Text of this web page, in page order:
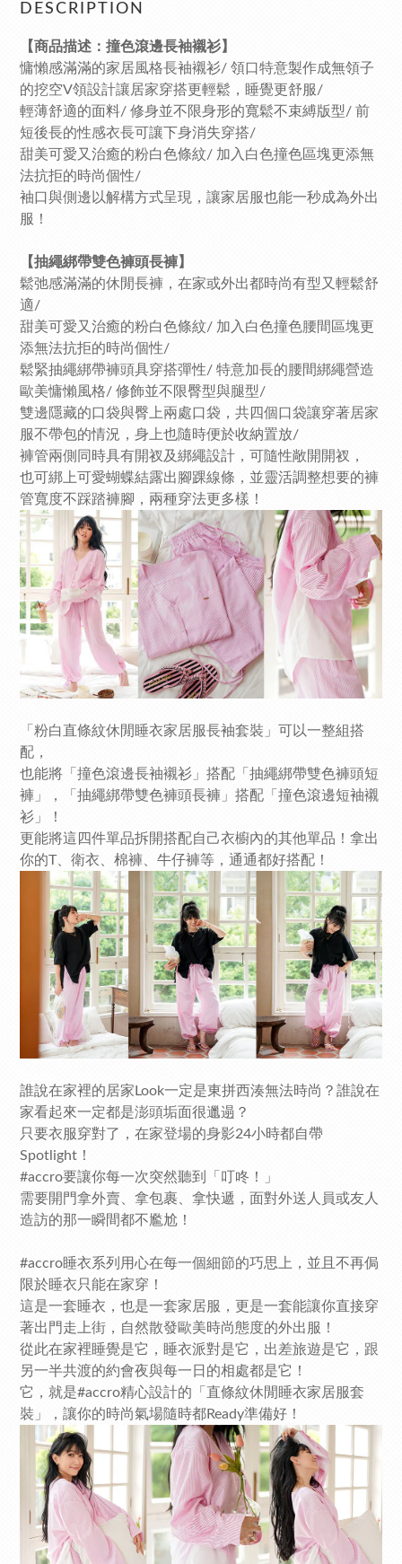
DESCRIPTION
【商品描述：撞色滾邊長袖襯衫】
慵懶感滿滿的家居風格長袖襯衫/ 領口特意製作成無領子
的挖空V領設計讓居家穿搭更輕鬆，睡覺更舒服/
輕薄舒適的面料/ 修身並不限身形的寬鬆不束縛版型/ 前
短後長的性感衣長可讓下身消失穿搭/
甜美可愛又治癒的粉白色條紋/ 加入白色撞色區塊更添無
法抗拒的時尚個性/
袖口與側邊以解構方式呈現，讓家居服也能一秒成為外出
服！
【抽繩綁帶雙色褲頭長褲】
鬆弛感滿滿的休閒長褲，在家或外出都時尚有型又輕鬆舒
適/
甜美可愛又治癒的粉白色條紋/ 加入白色撞色腰間區塊更
添無法抗拒的時尚個性/
鬆緊抽繩綁帶褲頭具穿搭彈性/ 特意加長的腰間綁繩營造
歐美慵懶風格/ 修飾並不限臀型與腿型/
雙邊隱藏的口袋與臀上兩處口袋，共四個口袋讓穿著居家
服不帶包的情況，身上也隨時便於收納置放/
褲管兩側同時具有開衩及綁繩設計，可隨性敞開開衩，
也可綁上可愛蝴蝶結露出腳踝線條，並靈活調整想要的褲
管寬度不踩踏褲腳，兩種穿法更多樣！
「粉白直條紋休閒睡衣家居服長袖套裝」可以一整組搭
配，
也能將「撞色滾邊長袖襯衫」搭配「抽繩綁帶雙色褲頭短
褲」，「抽繩綁帶雙色褲頭長褲」搭配「撞色滾邊短袖襯
衫」！
更能將這四件單品拆開搭配自己衣櫥內的其他單品！拿出
你的T、衛衣、棉褲、牛仔褲等，通通都好搭配！
誰說在家裡的居家Look一定是東拼西湊無法時尚？誰說在
家看起來一定都是澎頭垢面很邋遢？
只要衣服穿對了，在家登場的身影24小時都自帶
Spotlight！
#accro要讓你每一次突然聽到「叮咚！」
需要開門拿外賣、拿包裹、拿快遞，面對外送人員或友人
造訪的那一瞬間都不尷尬！
#accro睡衣系列用心在每一個細節的巧思上，並且不再侷
限於睡衣只能在家穿！
這是一套睡衣，也是一套家居服，更是一套能讓你直接穿
著出門走上街，自然散發歐美時尚態度的外出服！
從此在家裡睡覺是它，睡衣派對是它，出差旅遊是它，跟
另一半共渡的約會夜與每一日的相處都是它！
它，就是#accro精心設計的「直條紋休閒睡衣家居服套
裝」，讓你的時尚氣場隨時都Ready準備好！